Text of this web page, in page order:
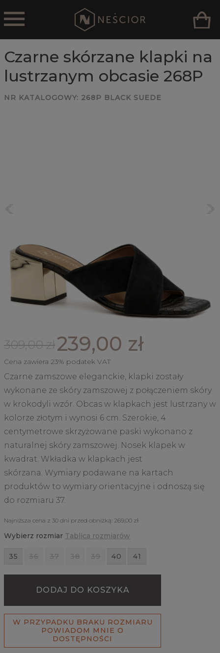
Czarne skórzane klapki na
lustrzanym obcasie 268P
NR KATALOGOWY: 268P BLACK SUEDE
309,00 zł239,00 zł
Cena zawiera 23% podatek VAT
Czarne zamszowe eleganckie, klapki zostały
wykonane ze skóry zamszowej z połączeniem skóry
w krokodyli wzór. Obcas w klapkach jest lustrzany w
kolorze złotym i wynosi 6 cm. Szerokie, 4
centymetrowe skrzyżowane paski wykonano z
naturalnej skóry zamszowej. Nosek klapek w
kwadrat. Wkładka w klapkach jest
skórzana. Wymiary podawane na kartach
produktów to wymiary orientacyjne i odnoszą się
do rozmiaru 37.
Najniższa cena z 30 dni przed obniżką: 269,00 zł
Wybierz rozmiar Tablica rozmiarów
35 36 37 38 39 40 41
DODAJ DO KOSZYKA
W PRZYPADKU BRAKU ROZMIARU
POWIADOM MNIE O
DOSTĘPNOŚCI